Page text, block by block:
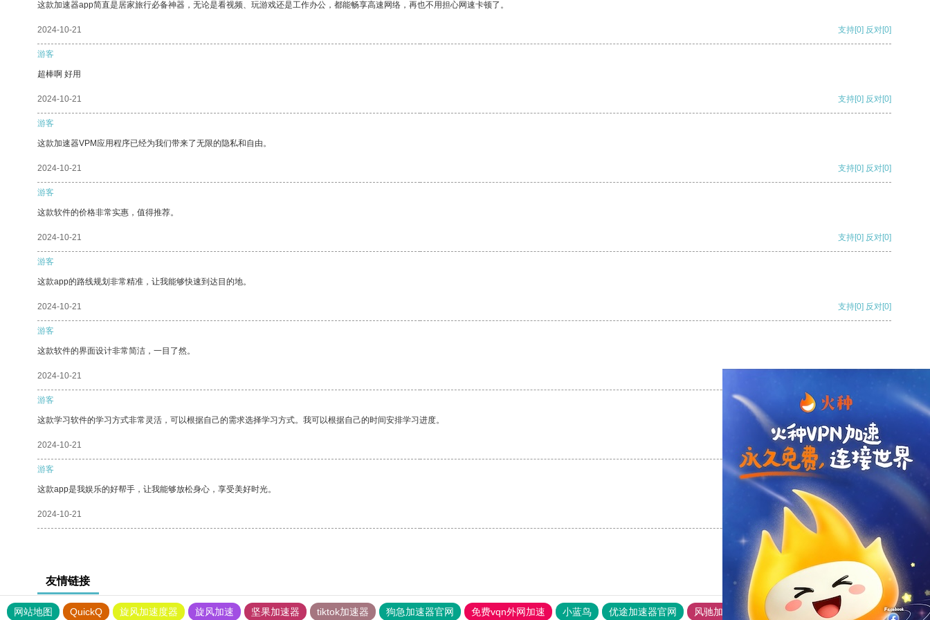
这款加速器app简直是居家旅行必备神器，无论是看视频、玩游戏还是工作办公，都能畅享高速网络，再也不用担心网速卡顿了。
2024-10-21 支持[0] 反对[0]
游客
超棒啊 好用
2024-10-21 支持[0] 反对[0]
游客
这款加速器VPM应用程序已经为我们带来了无限的隐私和自由。
2024-10-21 支持[0] 反对[0]
游客
这款软件的价格非常实惠，值得推荐。
2024-10-21 支持[0] 反对[0]
游客
这款app的路线规划非常精准，让我能够快速到达目的地。
2024-10-21 支持[0] 反对[0]
游客
这款软件的界面设计非常简洁，一目了然。
2024-10-21
游客
这款学习软件的学习方式非常灵活，可以根据自己的需求选择学习方式。我可以根据自己的时间安排学习进度。
2024-10-21 支持 [0] 反对 [0]
游客
这款app是我娱乐的好帮手，让我能够放松身心，享受美好时光。
2024-10-21 支持
友情链接
网站地图 QuickQ 旋风加速度器 旋风加速 坚果加速器 tiktok加速器 狗急加速器官网 免费vqn外网加速 小蓝鸟 优途加速器官网 风驰加速器 旋风加速器